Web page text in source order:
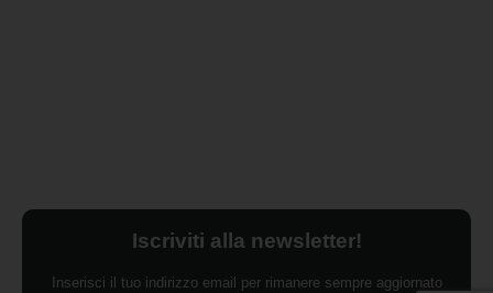
Iscriviti alla newsletter!
Inserisci il tuo indirizzo email per rimanere sempre aggiornato